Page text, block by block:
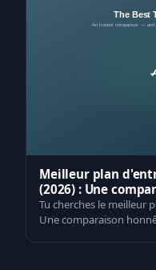
Meilleur plan
(2026) : Une
Tu cherches le meilleur
Une comparaison